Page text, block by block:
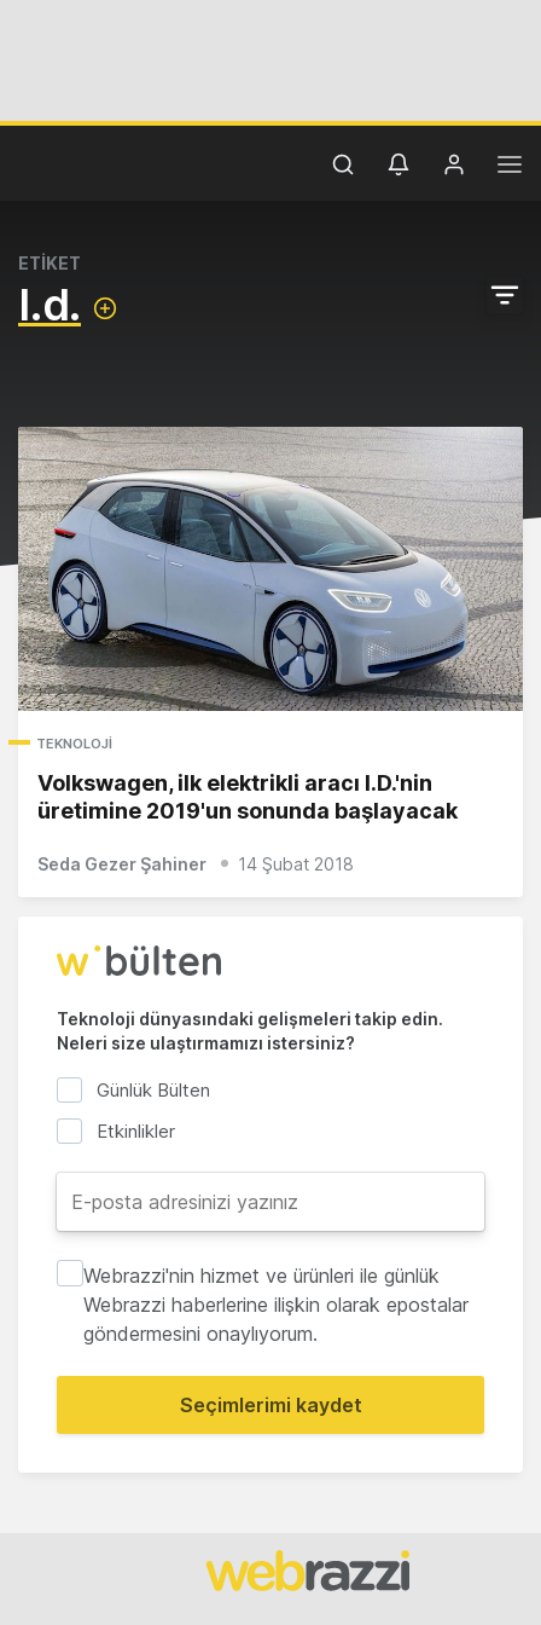
ETİKET
I.d.
TEKNOLOJI
Volkswagen, ilk elektrikli aracı I.D.'nin
üretimine 2019'un sonunda başlayacak
Seda Gezer Şahiner 14 Şubat 2018
Teknoloji dünyasındaki gelişmeleri takip edin.
Neleri size ulaştırmamızı istersiniz?
Günlük Bülten
Etkinlikler
Webrazzi'nin hizmet ve ürünleri ile günlük
Webrazzi haberlerine ilişkin olarak epostalar
göndermesini onaylıyorum.
Seçimlerimi kaydet